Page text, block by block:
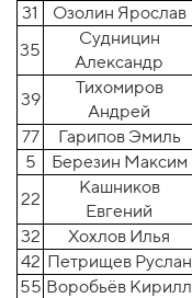
31
Озолин Ярослав
35
Судницин
Александр
39
Тихомиров
Андрей
77
Гарипов Эмиль
5
Березин Максим
22
Кашников
Евгений
32
Хохлов Илья
42 Петрищев Руслан
55 Воробьёв Кирилл